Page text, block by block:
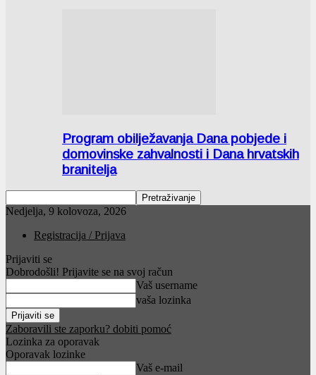
Program obilježavanja Dana pobjede i
domovinske zahvalnosti i Dana hrvatskih
branitelja
Nedjelja, 9 kolovoza, 2026
Registracija / Prijava
Prijaviti se
Dobrodošli! Prijavite se na svoj račun
Vaš username
vaša lozinka
Zaboravili ste zaporku? dobiti pomoć
Lozinka za oporavak
Oporavak lozinke
Vaš e-mail